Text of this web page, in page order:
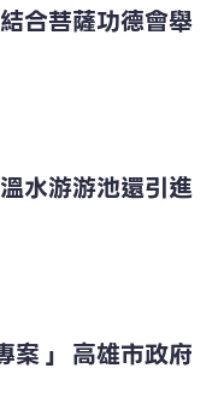
合菩薩功德會舉
水游游池還引進
案」 高雄市政府